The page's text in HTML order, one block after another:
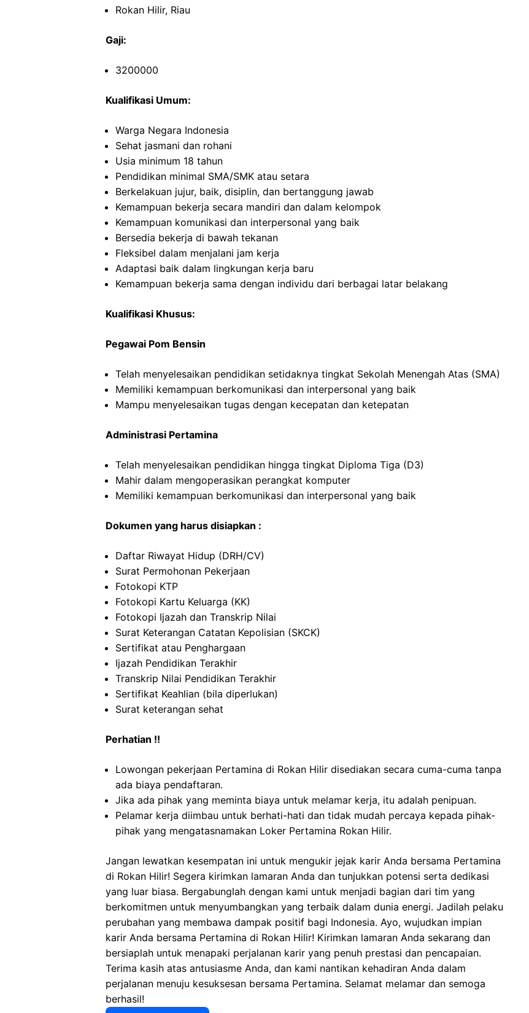
Rokan Hilir, Riau
Gaji:
3200000
Kualifikasi Umum:
Warga Negara Indonesia
Sehat jasmani dan rohani
Usia minimum 18 tahun
Pendidikan minimal SMA/SMK atau setara
Berkelakuan jujur, baik, disiplin, dan bertanggung jawab
Kemampuan bekerja secara mandiri dan dalam kelompok
Kemampuan komunikasi dan interpersonal yang baik
Bersedia bekerja di bawah tekanan
Fleksibel dalam menjalani jam kerja
Adaptasi baik dalam lingkungan kerja baru
Kemampuan bekerja sama dengan individu dari berbagai latar belakang
Kualifikasi Khusus:
Pegawai Pom Bensin
Telah menyelesaikan pendidikan setidaknya tingkat Sekolah Menengah Atas (SMA)
Memiliki kemampuan berkomunikasi dan interpersonal yang baik
Mampu menyelesaikan tugas dengan kecepatan dan ketepatan
Administrasi Pertamina
Telah menyelesaikan pendidikan hingga tingkat Diploma Tiga (D3)
Mahir dalam mengoperasikan perangkat komputer
Memiliki kemampuan berkomunikasi dan interpersonal yang baik
Dokumen yang harus disiapkan :
Daftar Riwayat Hidup (DRH/CV)
Surat Permohonan Pekerjaan
Fotokopi KTP
Fotokopi Kartu Keluarga (KK)
Fotokopi Ijazah dan Transkrip Nilai
Surat Keterangan Catatan Kepolisian (SKCK)
Sertifikat atau Penghargaan
Ijazah Pendidikan Terakhir
Transkrip Nilai Pendidikan Terakhir
Sertifikat Keahlian (bila diperlukan)
Surat keterangan sehat
Perhatian !!
Lowongan pekerjaan Pertamina di Rokan Hilir disediakan secara cuma-cuma tanpa
ada biaya pendaftaran.
Jika ada pihak yang meminta biaya untuk melamar kerja, itu adalah penipuan.
Pelamar kerja diimbau untuk berhati-hati dan tidak mudah percaya kepada pihak-
pihak yang mengatasnamakan Loker Pertamina Rokan Hilir.
Jangan lewatkan kesempatan ini untuk mengukir jejak karir Anda bersama Pertamina
di Rokan Hilir! Segera kirimkan lamaran Anda dan tunjukkan potensi serta dedikasi
yang luar biasa. Bergabunglah dengan kami untuk menjadi bagian dari tim yang
berkomitmen untuk menyumbangkan yang terbaik dalam dunia energi. Jadilah pelaku
perubahan yang membawa dampak positif bagi Indonesia. Ayo, wujudkan impian
karir Anda bersama Pertamina di Rokan Hilir! Kirimkan lamaran Anda sekarang dan
bersiaplah untuk menapaki perjalanan karir yang penuh prestasi dan pencapaian.
Terima kasih atas antusiasme Anda, dan kami nantikan kehadiran Anda dalam
perjalanan menuju kesuksesan bersama Pertamina. Selamat melamar dan semoga
berhasil!